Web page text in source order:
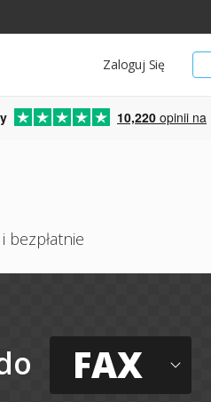
Zaloguj Się
10,220 opinii na
FAX